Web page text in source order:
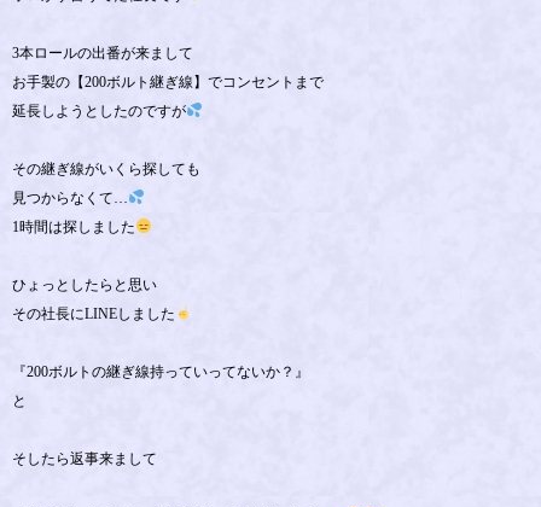
3本ロールの出番が来まして
お手製の【200ボルト継ぎ線】でコンセントまで
延長しようとしたのですが
その継ぎ線がいくら探しても
見つからなくて…
1時間は探しました
ひょっとしたらと思い
その社長にLINEしました
『200ボルトの継ぎ線持っていってないか？』
と
そしたら返事来まして